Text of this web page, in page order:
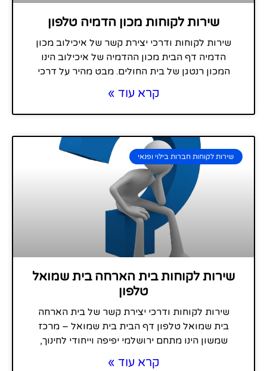
שירות לקוחות מכון הדמיה טלפון
שירות לקוחות ודרכי יצירת קשר של איכילוב מכון
הדמיה דף הבית מכון ההדמיה של איכילוב הינו
המכון רנטגן של בית החולים. מבט מהיר על דרכי
קרא עוד »
שירות לקוחות חברות בילוי ופנאי
שירות לקוחות בית הארחה בית שמואל
טלפון
שירות לקוחות ודרכי יצירת קשר של בית הארחה
בית שמואל טלפון דף הבית בית שמואל – מרכז
שמשון הינו מתחם ירושלמי יפיפה וייחודי לחינוך,
קרא עוד »